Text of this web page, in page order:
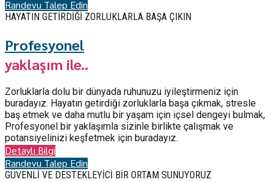
Randevu Talep Edin
HAYATIN GETİRDİĞİ ZORLUKLARLA BAŞA ÇIKIN
Profesyonel
yaklaşım ile..
Zorluklarla dolu bir dünyada ruhunuzu iyileştirmeniz için
buradayız. Hayatın getirdiği zorluklarla başa çıkmak, stresle
baş etmek ve daha mutlu bir yaşam için içsel dengeyi bulmak,
Profesyonel bir yaklaşımla sizinle birlikte çalışmak ve
potansiyelinizi keşfetmek için buradayız.
Detaylı Bilgi
Randevu Talep Edin
GÜVENLİ VE DESTEKLEYİCİ BİR ORTAM SUNUYORUZ